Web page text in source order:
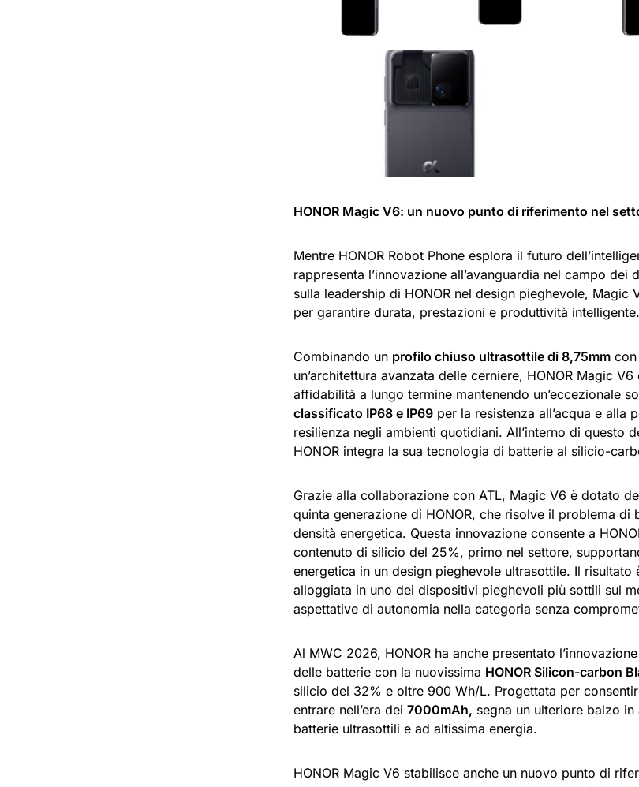
HONOR Magic V6: un nuovo punto di riferimento nel
Mentre HONOR Robot Phone esplora il futuro
rappresenta l’innovazione all’avanguardia nel campo
sulla leadership di HONOR nel design pieghevole,
per garantire durata, prestazioni e produttività intelligente.
Combinando un profilo chiuso ultrasottile di 8,75mm con
un’architettura avanzata delle cerniere, HONOR Magic
affidabilità a lungo termine mantenendo un’eccezionale
classificato IP68 e IP69 per la resistenza all’acqua e alla
resilienza negli ambienti quotidiani. All’interno di questo
HONOR integra la sua tecnologia di batterie al silicio-
Grazie alla collaborazione con ATL, Magic V6 è dotato
quinta generazione di HONOR, che risolve il problema di
densità energetica. Questa innovazione consente a
contenuto di silicio del 25%, primo nel settore,
energetica in un design pieghevole ultrasottile. Il risultato
alloggiata in uno dei dispositivi pieghevoli più sottili sul
aspettative di autonomia nella categoria senza
Al MWC 2026, HONOR ha anche presentato
delle batterie con la nuovissima HONOR Silicon-carbon
silicio del 32% e oltre 900 Wh/L. Progettata per
entrare nell’era dei 7000mAh, segna un ulteriore balzo
batterie ultrasottili e ad altissima energia.
HONOR Magic V6 stabilisce anche un nuovo punto di